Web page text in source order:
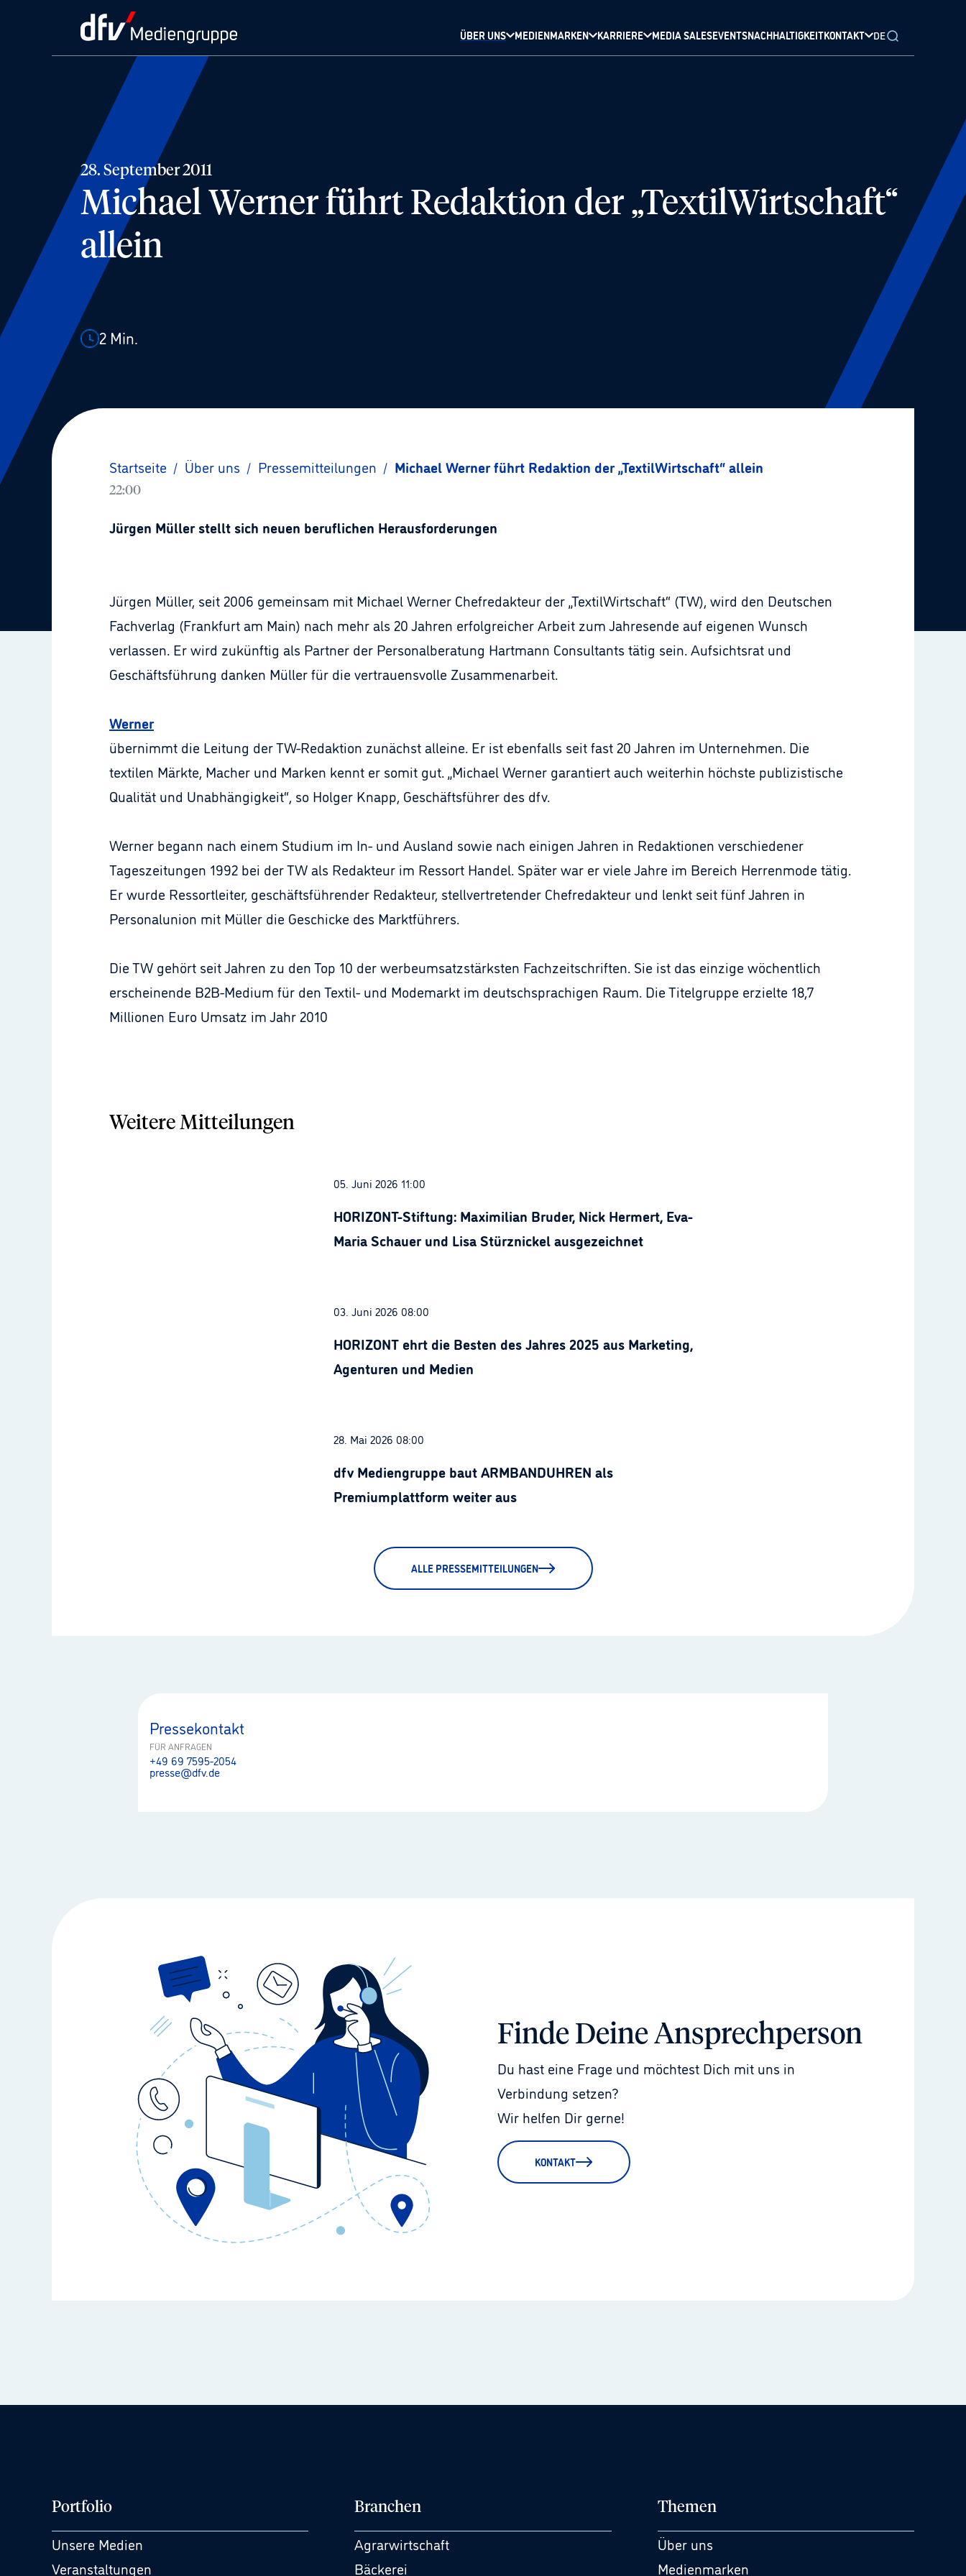
ÜBER UNS MEDIENMARKEN KARRIERE MEDIA SALESEVENTSNACHHALTIGKEITKONTAKT DE
28. September 2011
Michael Werner führt Redaktion der „TextilWirtschaft“
allein
2 Min.
Startseite / Über uns / Pressemitteilungen / Michael Werner führt Redaktion der „TextilWirtschaft“ allein
22:00
Jürgen Müller stellt sich neuen beruflichen Herausforderungen
Jürgen Müller, seit 2006 gemeinsam mit Michael Werner Chefredakteur der „TextilWirtschaft“ (TW), wird den Deutschen
Fachverlag (Frankfurt am Main) nach mehr als 20 Jahren erfolgreicher Arbeit zum Jahresende auf eigenen Wunsch
verlassen. Er wird zukünftig als Partner der Personalberatung Hartmann Consultants tätig sein. Aufsichtsrat und
Geschäftsführung danken Müller für die vertrauensvolle Zusammenarbeit.
Werner
übernimmt die Leitung der TW-Redaktion zunächst alleine. Er ist ebenfalls seit fast 20 Jahren im Unternehmen. Die
textilen Märkte, Macher und Marken kennt er somit gut. „Michael Werner garantiert auch weiterhin höchste publizistische
Qualität und Unabhängigkeit“, so Holger Knapp, Geschäftsführer des dfv.
Werner begann nach einem Studium im In- und Ausland sowie nach einigen Jahren in Redaktionen verschiedener
Tageszeitungen 1992 bei der TW als Redakteur im Ressort Handel. Später war er viele Jahre im Bereich Herrenmode tätig.
Er wurde Ressortleiter, geschäftsführender Redakteur, stellvertretender Chefredakteur und lenkt seit fünf Jahren in
Personalunion mit Müller die Geschicke des Marktführers.
Die TW gehört seit Jahren zu den Top 10 der werbeumsatzstärksten Fachzeitschriften. Sie ist das einzige wöchentlich
erscheinende B2B-Medium für den Textil- und Modemarkt im deutschsprachigen Raum. Die Titelgruppe erzielte 18,7
Millionen Euro Umsatz im Jahr 2010
Weitere Mitteilungen
05. Juni 2026 11:00
HORIZONT-Stiftung: Maximilian Bruder, Nick Hermert, Eva-
Maria Schauer und Lisa Stürznickel ausgezeichnet
03. Juni 2026 08:00
HORIZONT ehrt die Besten des Jahres 2025 aus Marketing,
Agenturen und Medien
28. Mai 2026 08:00
dfv Mediengruppe baut ARMBANDUHREN als
Premiumplattform weiter aus
ALLE PRESSEMITTEILUNGEN
Pressekontakt
FÜR ANFRAGEN
+49 69 7595-2054
presse@dfv.de
Finde Deine Ansprechperson
Du hast eine Frage und möchtest Dich mit uns in
Verbindung setzen?
Wir helfen Dir gerne!
KONTAKT
Portfolio
Unsere Medien
Veranstaltungen
Branchen
Agrarwirtschaft
Bäckerei
Themen
Über uns
Medienmarken